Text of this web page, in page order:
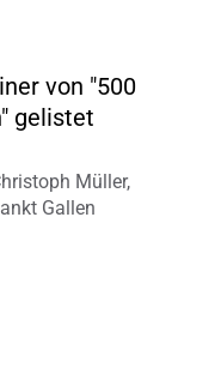
von "500
gelistet
Müller,
Gallen